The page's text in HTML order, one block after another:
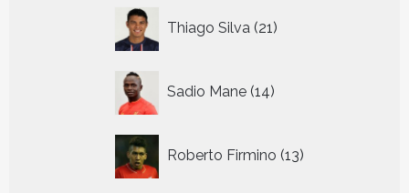
Thiago Silva 21
producten
Sadio Mane 14
producten
Roberto Firmino 13
producten